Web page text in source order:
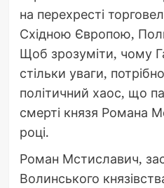
на перехресті
Східною Європою,
Щоб зрозуміти, чому
стільки уваги,
політичний хаос, що
смерті князя Романа
році.
Роман Мстиславич,
Волинського